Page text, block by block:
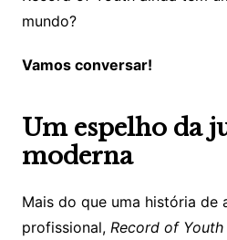
mundo?
Vamos conversar!
Um espelho da
moderna
Mais do que uma história de
profissional, Record of Youth